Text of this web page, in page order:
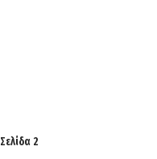
Σελίδα 2